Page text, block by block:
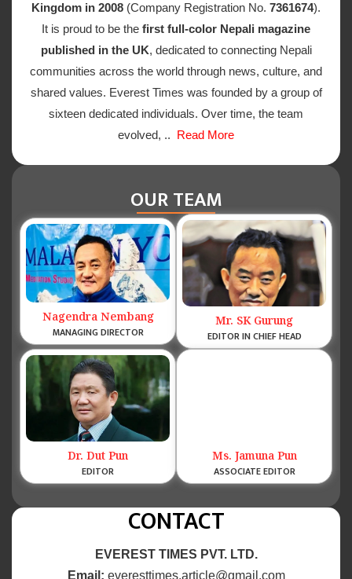
Kingdom in 2008 (Company Registration No. 7361674).
It is proud to be the first full-color Nepali magazine
published in the UK, dedicated to connecting Nepali
communities across the world through news, culture, and
shared values. Everest Times was founded by a group of
sixteen dedicated individuals. Over time, the team
evolved, .. Read More
OUR TEAM
Nagendra Nembang
MANAGING DIRECTOR
Mr. SK Gurung
EDITOR IN CHIEF HEAD
Dr. Dut Pun
EDITOR
Ms. Jamuna Pun
ASSOCIATE EDITOR
CONTACT
EVEREST TIMES PVT. LTD.
Email: everesttimes.article@gmail.com